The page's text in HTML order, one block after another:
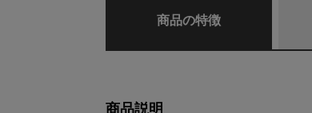
商品の特徴
商品説明